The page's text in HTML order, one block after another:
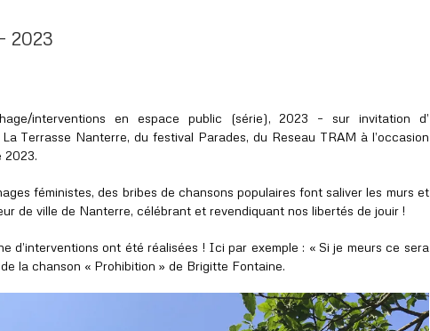
2023
interventions en espace public (série), 2023 – sur invitation d’
Terrasse Nanterre, du festival Parades, du Reseau TRAM à l’occasion
2023.
féministes, des bribes de chansons populaires font saliver les murs et
de ville de Nanterre, célébrant et revendiquant nos libertés de jouir !
d’interventions ont été réalisées ! Ici par exemple : « Si je meurs ce sera
la chanson « Prohibition » de Brigitte Fontaine.